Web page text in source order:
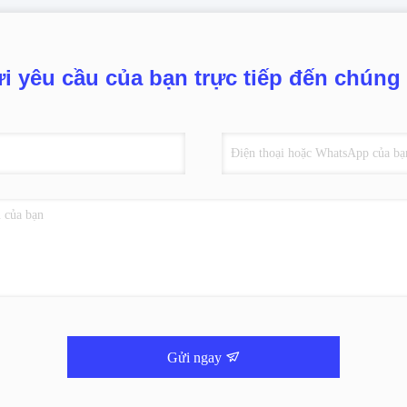
yêu cầu của bạn trực tiếp đến
Gửi ngay